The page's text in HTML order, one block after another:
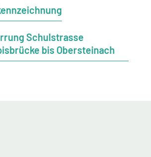
Schulstrasse
bis Obersteinach